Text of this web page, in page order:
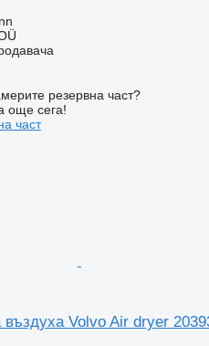
резервна част?
още сега!
част
Volvo Air dryer